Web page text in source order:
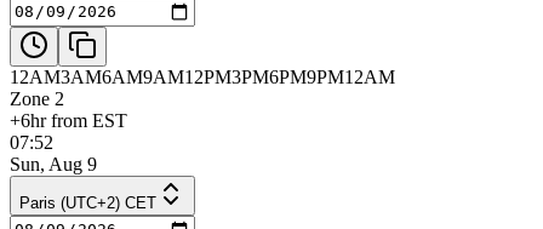
12AM3AM6AM9AM12PM3PM6PM9PM12AM
Zone 2
+6hr from EST
07:52
Sun, Aug 9
Paris (UTC+2) CET